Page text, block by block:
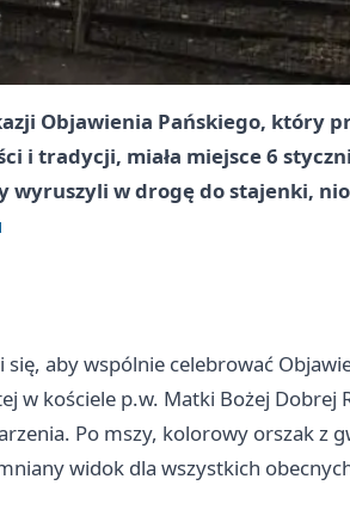
Objawienia Pańskiego, który
i tradycji, miała miejsce 6
wyruszyli w drogę do stajenki,
aby wspólnie celebrować
w kościele p.w. Matki Bożej Dobrej
Po mszy, kolorowy orszak z
widok dla wszystkich